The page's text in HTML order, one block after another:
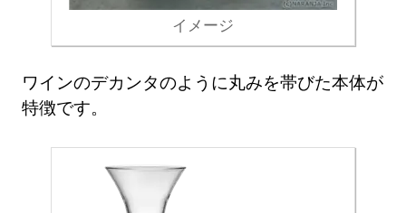
イメージ
ワインのデカンタのように丸みを帯びた本体が
特徴です。